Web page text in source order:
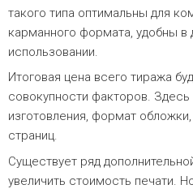
такого типа оптимальны для
карманного формата, удобны
использовании.
Итоговая цена всего тиража
совокупности факторов.
изготовления, формат
страниц.
Существует ряд
увеличить стоимость печати.